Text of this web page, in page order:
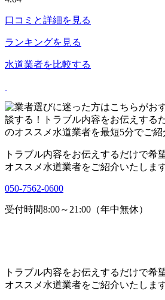
口コミと詳細を見る
ランキングを見る
水道業者を比較する
トラブル内容をお伝えするだけで希
オススメ水道業者をご紹介いたします
050-7562-0600
受付時間8:00～21:00（年中無休）
トラブル内容をお伝えするだけで希
オススメ水道業者をご紹介いたします